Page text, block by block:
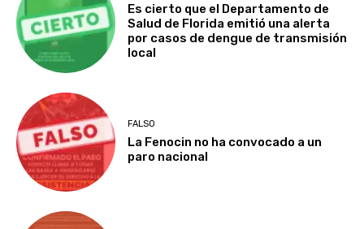
Es cierto que el Departamento de
Salud de Florida emitió una alerta
por casos de dengue de transmisión
local
FALSO
La Fenocin no ha convocado a un
paro nacional